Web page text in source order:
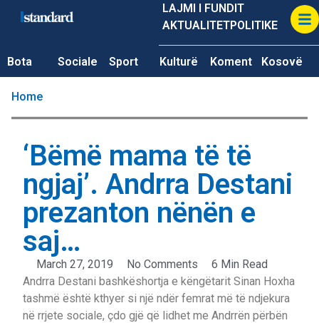
LAJMI I FUNDIT
AKTUALITETPOLITIKE
Bota Sociale Sport Kulturë Koment Kosovë
Home
‘Bëmë mama të të
ngjaj’. Andrra Destani
prezanton nënën e
saj…
March 27, 2019 No Comments
6 Min Read
Andrra Destani bashkëshortja e këngëtarit Sinan Hoxha
tashmë është kthyer si një ndër femrat më të ndjekura
në rrjete sociale, çdo gjë që lidhet me Andrrën përbën